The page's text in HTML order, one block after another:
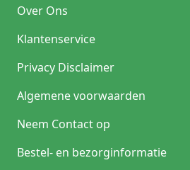
Over Ons
Klantenservice
Privacy Disclaimer
Algemene voorwaarden
Neem Contact op
Bestel- en bezorginformatie